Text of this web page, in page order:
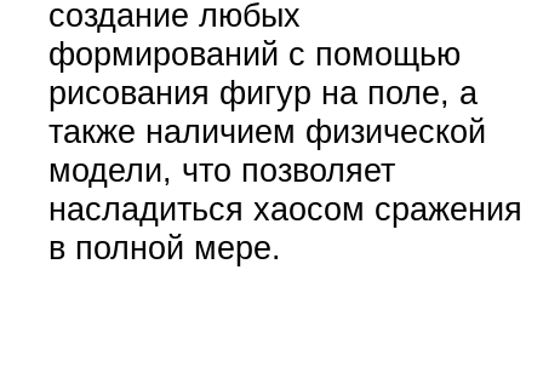
создание любых
формирований с помощью
рисования фигур на поле, а
также наличием физической
модели, что позволяет
насладиться хаосом сражения
в полной мере.